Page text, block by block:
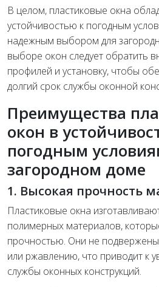
В целом, пластиковые окна
устойчивостью к погодным
надежным выбором для
выборе окон следует обратить
профилей и установку, чтобы
долгий срок службы оконной
Преимущества
окон в
погодным
загородном доме
1. Высокая прочность
Пластиковые окна
полимерных материалов,
прочностью. Они не
или ржавлению, что приводит к
службы оконных конструкций.